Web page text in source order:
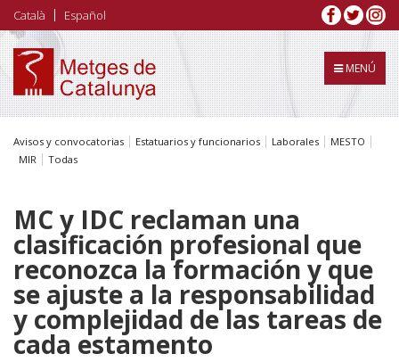
Pasar
al
contenido
principal
Català Español
MENÚ
Avisos y convocatorias Estatuarios y funcionarios Laborales
MESTO
MIR
Todas
MC y IDC reclaman una
clasificación profesional que
reconozca la formación y que
se ajuste a la responsabilidad
y complejidad de las tareas de
cada estamento